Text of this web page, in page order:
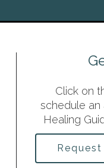
Click on
schedule an
Healing